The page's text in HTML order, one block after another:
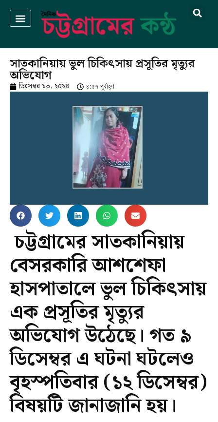
সাতকানিয়ায় ভুল চিকিৎসায় প্রসূতির মৃত্যুর
অভিযোগ
ডিসেম্বর ১৩, ২০২৪ ৪:৫৭ পূর্বাহ্ণ
চট্টগ্রামের সাতকানিয়ায়
বেসরকারি আশশেফা
হাসপাতালে ভুল চিকিৎসায়
এক প্রসূতির মৃত্যুর
অভিযোগ উঠেছে। গত ৯
ডিসেম্বর এ ঘটনা ঘটলেও
বৃহস্পতিবার (১২ ডিসেম্বর)
বিষয়টি জানাজানি হয়।